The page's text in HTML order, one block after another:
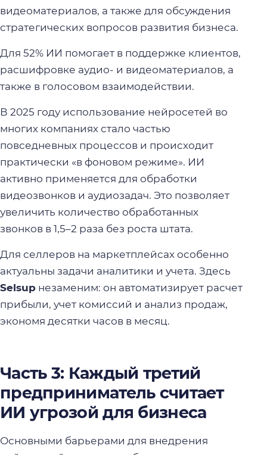
видеоматериалов, а также для обсуждения
стратегических вопросов развития бизнеса.
Для 52% ИИ помогает в поддержке клиентов,
расшифровке аудио- и видеоматериалов, а
также в голосовом взаимодействии.
В 2025 году использование нейросетей во
многих компаниях стало частью
повседневных процессов и происходит
практически «в фоновом режиме». ИИ
активно применяется для обработки
видеозвонков и аудиозадач. Это позволяет
увеличить количество обработанных
звонков в 1,5–2 раза без роста штата.
Для селлеров на маркетплейсах особенно
актуальны задачи аналитики и учета. Здесь
Selsup незаменим: он автоматизирует расчет
прибыли, учет комиссий и анализ продаж,
экономя десятки часов в месяц.
Часть 3: Каждый третий
предприниматель считает
ИИ угрозой для бизнеса
Основными барьерами для внедрения